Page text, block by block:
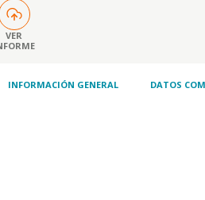
VER
INFORMACIÓN GENERAL DATOS